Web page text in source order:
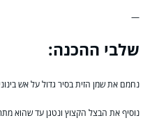
—
שלבי ההכנה:
נחמם את שמן הזית בסיר גדול על אש
נוסיף את הבצל הקצוץ ונטגן עד שהוא מתרכך